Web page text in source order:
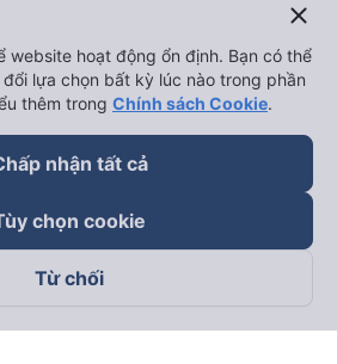
keyboard_arrow_down
close
website hoạt động ổn định. Bạn có thể
lựa chọn bất kỳ lúc nào trong phần
thêm trong Chính sách Cookie.
nhận tất cả
chọn cookie
Từ chối